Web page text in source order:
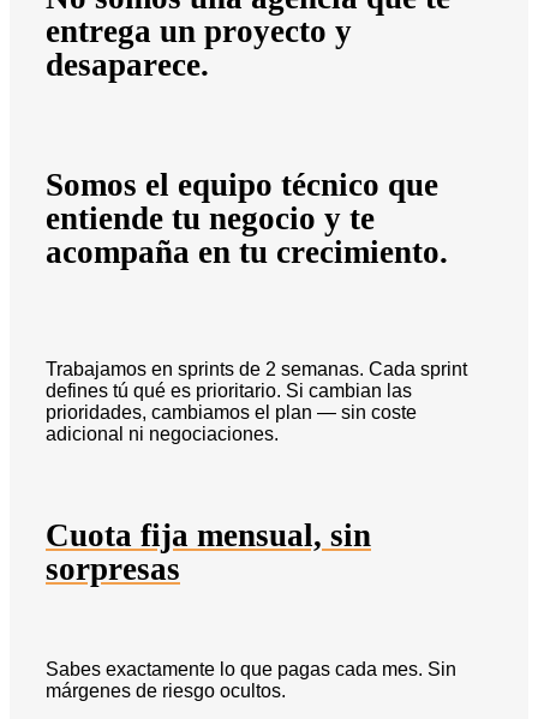
entrega un proyecto y
desaparece.
Somos el equipo técnico que
entiende tu negocio y te
acompaña en tu crecimiento.
Trabajamos en sprints de 2 semanas. Cada sprint
defines tú qué es prioritario. Si cambian las
prioridades, cambiamos el plan — sin coste
adicional ni negociaciones.
Cuota fija mensual, sin
sorpresas
Sabes exactamente lo que pagas cada mes. Sin
márgenes de riesgo ocultos.